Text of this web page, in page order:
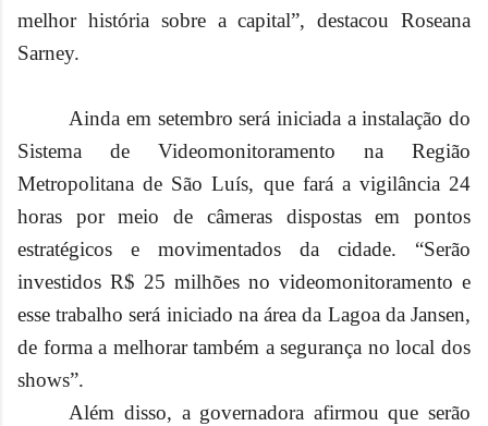
melhor história sobre a capital”, destacou Roseana
Sarney.
Ainda em setembro será iniciada a instalação do
Sistema de Videomonitoramento na Região
Metropolitana de São Luís, que fará a vigilância 24
horas por meio de câmeras dispostas em pontos
estratégicos e movimentados da cidade. “Serão
investidos R$ 25 milhões no videomonitoramento e
esse trabalho será iniciado na área da Lagoa da Jansen,
de forma a melhorar também a segurança no local dos
shows”.
Além disso, a governadora afirmou que serão